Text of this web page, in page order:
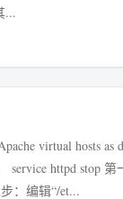
...
virtual hosts as
yum/centos/5/latest.rpm yum install --enablerepo=webtatic httpd-itk 第二步：编辑“/et...